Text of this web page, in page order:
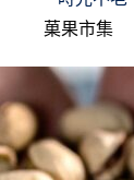
菓果市集